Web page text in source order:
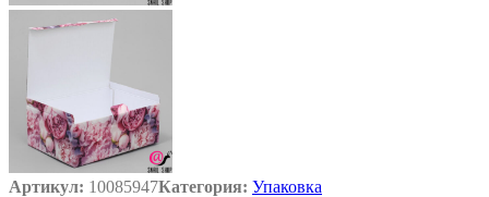
Артикул: 10085947Категория: Упаковка